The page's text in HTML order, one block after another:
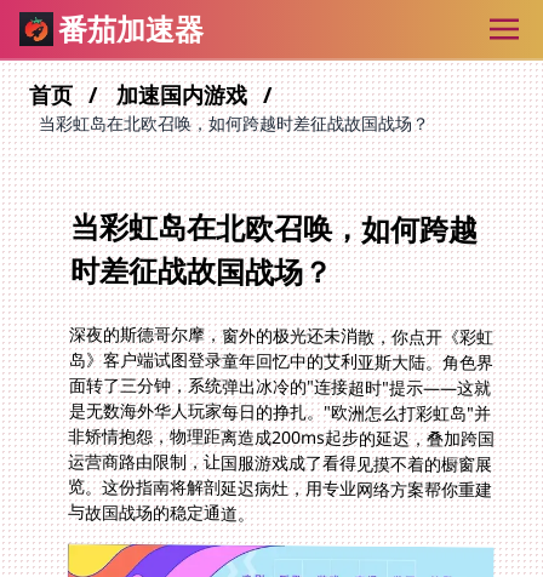
番茄加速器
首页 加速国内游戏
当彩虹岛在北欧召唤，如何跨越时差征战故国战场？
当彩虹岛在北欧召唤，如何跨越
时差征战故国战场？
深夜的斯德哥尔摩，窗外的极光还未消散，你点开《彩虹
岛》客户端试图登录童年回忆中的艾利亚斯大陆。角色界
面转了三分钟，系统弹出冰冷的"连接超时"提示——这就
是无数海外华人玩家每日的挣扎。"欧洲怎么打彩虹岛"并
非矫情抱怨，物理距离造成200ms起步的延迟，叠加跨国
运营商路由限制，让国服游戏成了看得见摸不着的橱窗展
览。这份指南将解剖延迟病灶，用专业网络方案帮你重建
与故国战场的稳定通道。